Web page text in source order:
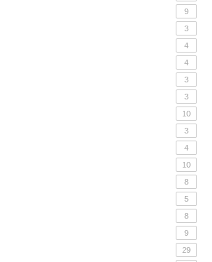
9
3
4
4
3
3
10
3
4
10
8
5
8
9
29